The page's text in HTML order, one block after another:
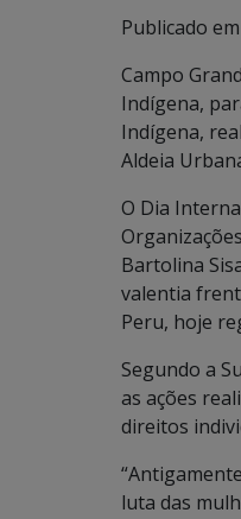
Publicado em
Campo
Indígena,
Indígena,
Aldeia
O Dia
Bartolina
valentia
Peru, hoje
Segundo a
as ações
direitos
luta das